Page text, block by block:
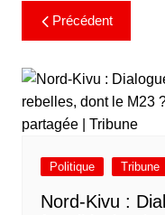
Précédent
Politique Tribune
Nord-Kivu :